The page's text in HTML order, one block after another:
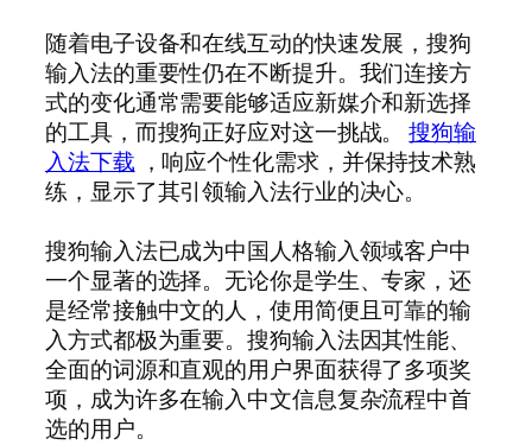
随着电子设备和在线互动的快速发展，搜狗
输入法的重要性仍在不断提升。我们连接方
式的变化通常需要能够适应新媒介和新选择
的工具，而搜狗正好应对这一挑战。搜狗输
入法下载 ，响应个性化需求，并保持技术熟
练，显示了其引领输入法行业的决心。
搜狗输入法已成为中国人格输入领域客户中
一个显著的选择。无论你是学生、专家，还
是经常接触中文的人，使用简便且可靠的输
入方式都极为重要。搜狗输入法因其性能、
全面的词源和直观的用户界面获得了多项奖
项，成为许多在输入中文信息复杂流程中首
选的用户。